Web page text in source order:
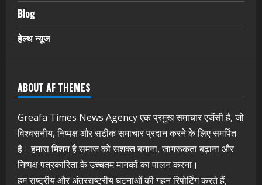
Blog
हेल्थ न्यूज
ABOUT AF THEMES
Greafa Times News Agency एक प्रमुख समाचार एजेंसी है, जो
विश्वसनीय, निष्पक्ष और सटीक समाचार प्रदान करने के लिए समर्पित
है। हमारा मिशन है समाज को सशक्त बनाना, जागरूकता बढ़ाना और
निष्पक्ष पत्रकारिता के उच्चतम मानकों का पालन करना।
हम राष्ट्रीय और अंतरराष्ट्रीय घटनाओं की गहन रिपोर्टिंग करते हैं,